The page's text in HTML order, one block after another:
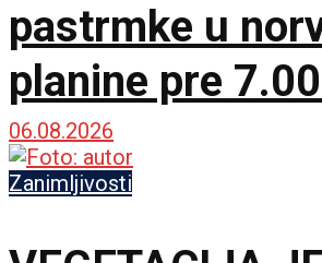
pastrmke u
planine pre
godina
06.08.2026
Zanimljivosti